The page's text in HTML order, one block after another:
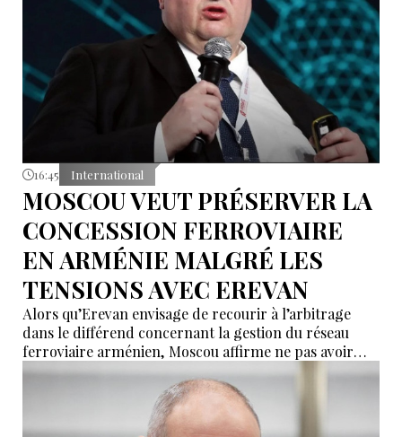
16:45 International
MOSCOU VEUT PRÉSERVER LA
CONCESSION FERROVIAIRE
EN ARMÉNIE MALGRÉ LES
TENSIONS AVEC EREVAN
Alors qu’Erevan envisage de recourir à l’arbitrage
dans le différend concernant la gestion du réseau
ferroviaire arménien, Moscou affirme ne pas avoir
reçu de demande officielle visant à mettre fin à la
concession du « Chemin de fer du Caucase du Sud ».
Le vice-Premier ministre russe Alexeï Overchouk
défend la poursuite de la concession et appelle au